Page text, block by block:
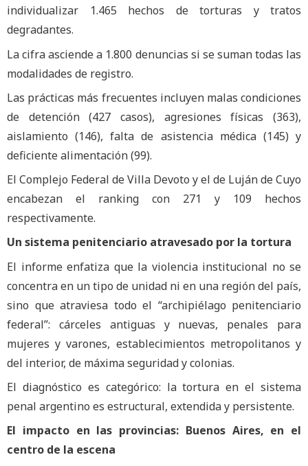
individualizar 1.465 hechos de torturas y tratos
degradantes.
La cifra asciende a 1.800 denuncias si se suman todas las
modalidades de registro.
Las prácticas más frecuentes incluyen malas condiciones
de detención (427 casos), agresiones físicas (363),
aislamiento (146), falta de asistencia médica (145) y
deficiente alimentación (99).
El Complejo Federal de Villa Devoto y el de Luján de Cuyo
encabezan el ranking con 271 y 109 hechos
respectivamente.
Un sistema penitenciario atravesado por la tortura
El informe enfatiza que la violencia institucional no se
concentra en un tipo de unidad ni en una región del país,
sino que atraviesa todo el “archipiélago penitenciario
federal”: cárceles antiguas y nuevas, penales para
mujeres y varones, establecimientos metropolitanos y
del interior, de máxima seguridad y colonias.
El diagnóstico es categórico: la tortura en el sistema
penal argentino es estructural, extendida y persistente.
El impacto en las provincias: Buenos Aires, en el
centro de la escena